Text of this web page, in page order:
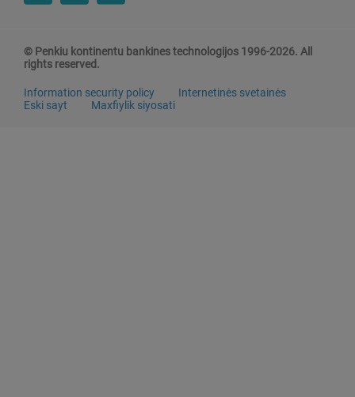
© Penkiu kontinentu bankines technologijos 1996-2026. All
rights reserved.
Information security policy
Internetinės svetainės
Eski sayt
Maxfiylik siyosati